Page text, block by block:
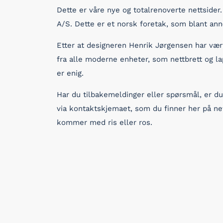
Dette er våre nye og totalrenoverte
A/S. Dette er et norsk foretak, som blant
Etter at designeren Henrik Jørgensen har
fra alle moderne enheter, som nettbrett og
er enig.
Har du tilbakemeldinger eller spørsmål, er
via kontaktskjemaet, som du finner her på
kommer med ris eller ros.